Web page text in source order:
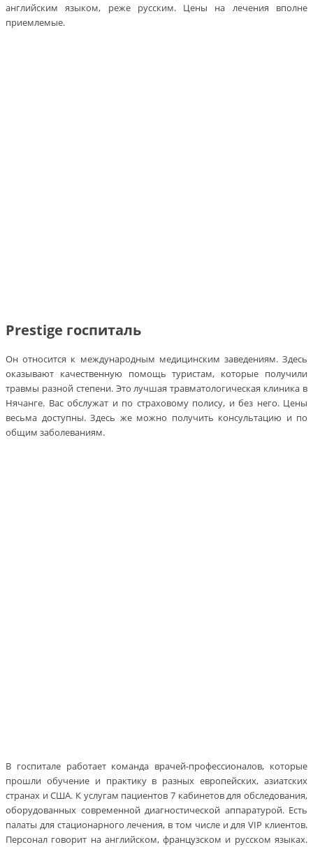
английским языком, реже русским. Цены на лечения вполне
приемлемые.
Prestige госпиталь
Он относится к международным медицинским заведениям. Здесь
оказывают качественную помощь туристам, которые получили
травмы разной степени. Это лучшая травматологическая клиника в
Нячанге. Вас обслужат и по страховому полису, и без него. Цены
весьма доступны. Здесь же можно получить консультацию и по
общим заболеваниям.
В госпитале работает команда врачей-профессионалов, которые
прошли обучение и практику в разных европейских, азиатских
странах и США. К услугам пациентов 7 кабинетов для обследования,
оборудованных современной диагностической аппаратурой. Есть
палаты для стационарного лечения, в том числе и для VIP клиентов.
Персонал говорит на английском, французском и русском языках.